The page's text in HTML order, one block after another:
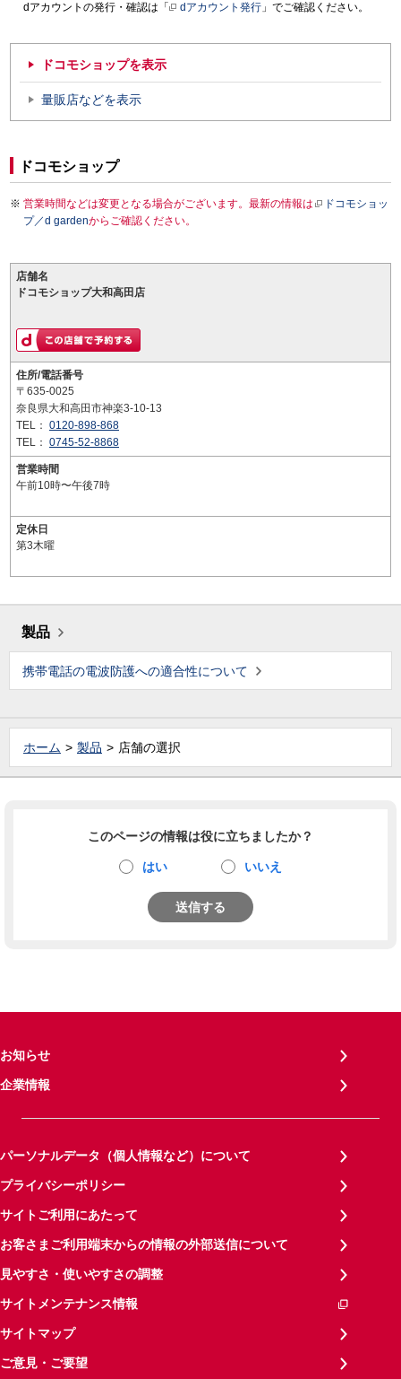
dアカウントの発行・確認は「
dアカウント発行 」でご確認ください。
ドコモショップを表示
量販店などを表示
ドコモショップ
営業時間などは変更となる場合がございます。最新の情報は
ドコモショッ
プ／d gardenからご確認ください。
店舗名
ドコモショップ大和高田店
住所/電話番号
〒635-0025
奈良県大和高田市神楽3-10-13
TEL： 0120-898-868
TEL： 0745-52-8868
営業時間
午前10時〜午後7時
定休日
第3木曜
製品
携帯電話の電波防護への適合性について
ホーム 製品 店舗の選択
このページの情報は役に立ちましたか？
はい いいえ
送信する
お知らせ
企業情報
パーソナルデータ（個人情報など）について
プライバシーポリシー
サイトご利用にあたって
お客さまご利用端末からの情報の外部送信について
見やすさ・使いやすさの調整
サイトメンテナンス情報
サイトマップ
ご意見・ご要望